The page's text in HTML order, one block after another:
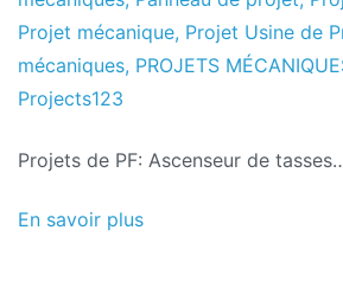
2016
Projet mécanique, Projet Usine de
mécaniques, PROJETS
Projects123
Projets de PF: Ascenseur de
En savoir plus